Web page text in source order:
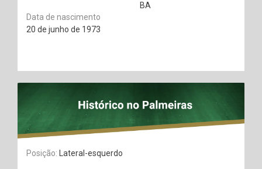
Data de nascimento
20 de junho de 1973
BA
Posição: Lateral-esquerdo